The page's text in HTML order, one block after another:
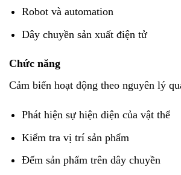
Robot và automation
Dây chuyền sản xuất điện tử
Chức năng
Cảm biến hoạt động theo nguyên lý
Phát hiện sự hiện diện của vật thể
Kiểm tra vị trí sản phẩm
Đếm sản phẩm trên dây chuyền